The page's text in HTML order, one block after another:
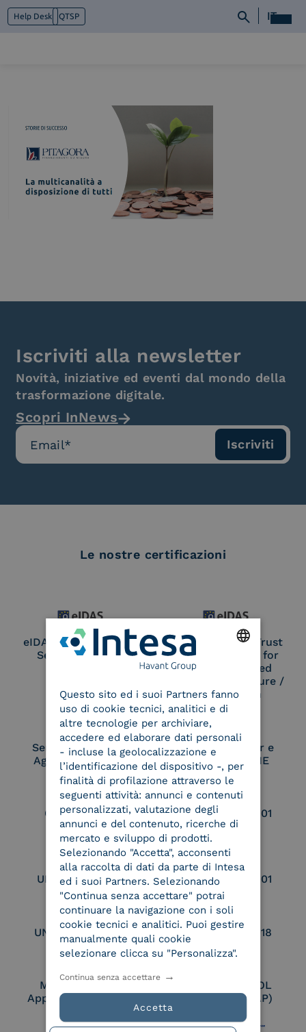
Help Desk QTSP IT
Industry
News e Media
Contattaci
Iscriviti alla newsletter
Novità, iniziative ed eventi dal mondo della
trasformazione digitale.
Scopri InNews
Le nostre certificazioni
eIDAS Qualified Trust
Service Provider
eIDAS Qualified Trust
Service Provider for
Remote Qualified
Electronic Signature /
Seal Creation
Service Provider e
Aggregatore SPID
Service Provider e
Aggregatore CIE
Conservatore
qualificato
UNI EN ISO 37001
UNI EN ISO 9001 UNI EN ISO 27001
UNI EN ISO 27017 UNI EN ISO 27018
Membro Adobe
Approved Trust List
Certified PEPPOL
Access Point (AP)
ITALIAN
Questo sito ed i suoi Partners fanno
uso di cookie tecnici, analitici e di
altre tecnologie per archiviare,
accedere ed elaborare dati personali
- incluse la geolocalizzazione e
l’identificazione del dispositivo -, per
finalità di profilazione attraverso le
seguenti attività: annunci e contenuti
personalizzati, valutazione degli
annunci e del contenuto, ricerche di
mercato e sviluppo di prodotti.
Selezionando "Accetta", acconsenti
alla raccolta di dati da parte di Intesa
ed i suoi Partners. Selezionando
"Continua senza accettare" potrai
continuare la navigazione con i soli
cookie tecnici e analitici. Puoi gestire
manualmente quali cookie
selezionare clicca su "Personalizza".
Accetta
Continua senza accettare